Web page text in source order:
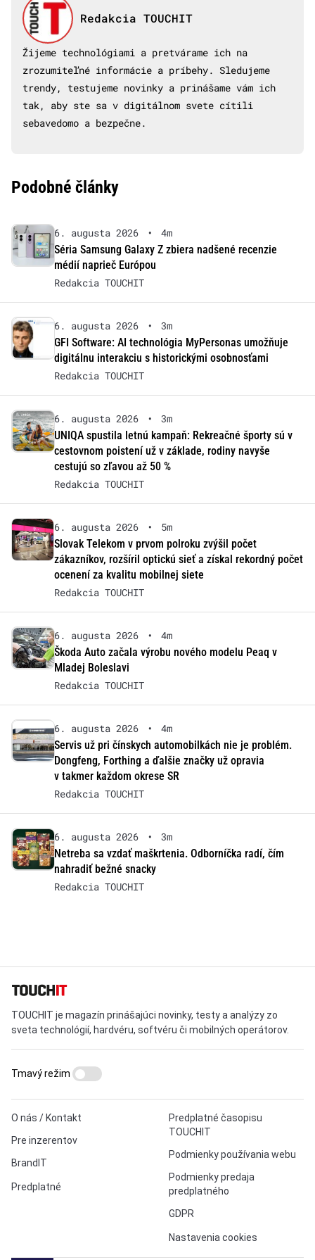
Redakcia TOUCHIT
Žijeme technológiami a pretvárame ich na
zrozumiteľné informácie a príbehy. Sledujeme
trendy, testujeme novinky a prinášame vám ich
tak, aby ste sa v digitálnom svete cítili
sebavedomo a bezpečne.
Podobné články
6. augusta 2026 •
4m
Séria Samsung Galaxy Z zbiera nadšené recenzie
médií naprieč Európou
Redakcia TOUCHIT
6. augusta 2026 •
3m
GFI Software: AI technológia MyPersonas umožňuje
digitálnu interakciu s historickými osobnosťami
Redakcia TOUCHIT
6. augusta 2026 •
3m
UNIQA spustila letnú kampaň: Rekreačné športy sú v
cestovnom poistení už v základe, rodiny navyše
cestujú so zľavou až 50 %
Redakcia TOUCHIT
6. augusta 2026 •
5m
Slovak Telekom v prvom polroku zvýšil počet
zákazníkov, rozšíril optickú sieť a získal rekordný počet
ocenení za kvalitu mobilnej siete
Redakcia TOUCHIT
6. augusta 2026 •
4m
Škoda Auto začala výrobu nového modelu Peaq v
Mladej Boleslavi
Redakcia TOUCHIT
6. augusta 2026 •
4m
Servis už pri čínskych automobilkách nie je problém.
Dongfeng, Forthing a ďalšie značky už opravia
v takmer každom okrese SR
Redakcia TOUCHIT
6. augusta 2026 •
3m
Netreba sa vzdať maškrtenia. Odborníčka radí, čím
nahradiť bežné snacky
Redakcia TOUCHIT
TOUCHIT je magazín prinášajúci novinky, testy a analýzy zo
sveta technológií, hardvéru, softvéru či mobilných operátorov.
O nás / Kontakt
Pre inzerentov
BrandIT
Predplatné
Predplatné časopisu
TOUCHIT
Podmienky používania webu
Podmienky predaja
predplatného
GDPR
Nastavenia cookies
Tmavý režim